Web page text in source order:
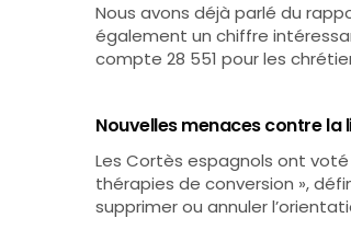
Nous avons déjà parlé du
également un chiffre
compte 28 551 pour les
Nouvelles menaces contre la
Les Cortès espagnols ont
thérapies de conversion »,
supprimer ou annuler